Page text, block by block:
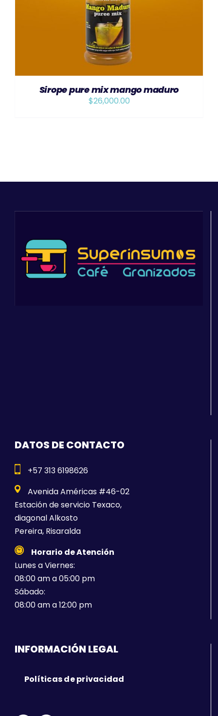
Sirope pure mix mango maduro
$26,000.00
DATOS DE CONTACTO
+57 313 6198626
Avenida Américas #46-02
Estación de servicio Texaco,
diagonal Alkosto
Pereira, Risaralda
Horario de Atención
Lunes a Viernes:
08:00 am a 05:00 pm
Sábado:
08:00 am a 12:00 pm
INFORMACIÓN LEGAL
Políticas de privacidad